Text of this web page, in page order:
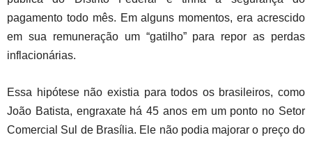
pagamento todo mês. Em alguns momentos, era acrescido
em sua remuneração um “gatilho” para repor as perdas
inflacionárias.
Essa hipótese não existia para todos os brasileiros, como
João Batista, engraxate há 45 anos em um ponto no Setor
Comercial Sul de Brasília. Ele não podia majorar o preço do